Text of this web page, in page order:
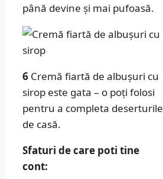
până devine și mai pufoasă.
6 Cremă fiartă de albușuri cu
sirop este gata – o poți folosi
pentru a completa deserturile
de casă.
Sfaturi de care poti tine
cont: